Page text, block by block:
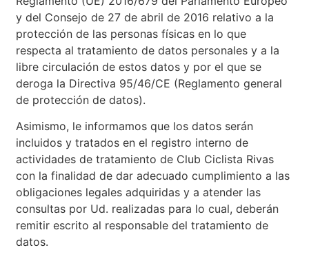
y del Consejo de 27 de abril de 2016 relativo a la
protección de las personas físicas en lo que
respecta al tratamiento de datos personales y a la
libre circulación de estos datos y por el que se
deroga la Directiva 95/46/CE (Reglamento general
de protección de datos).
Asimismo, le informamos que los datos serán
incluidos y tratados en el registro interno de
actividades de tratamiento de Club Ciclista Rivas
con la finalidad de dar adecuado cumplimiento a las
obligaciones legales adquiridas y a atender las
consultas por Ud. realizadas para lo cual, deberán
remitir escrito al responsable del tratamiento de
datos.